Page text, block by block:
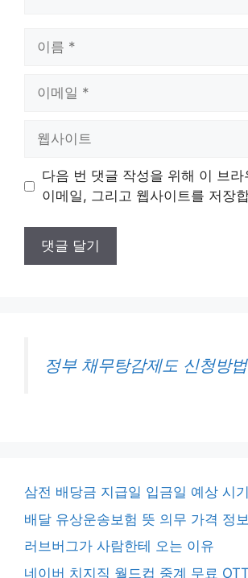
트
다음 번 댓글 작성을 위해 이 브라
이메일, 그리고 웹사이트를 저장
정부 채무탕감제도 신청방
삼전 배당금 지급일 입금일 예상 시기
배달 유상운송보험 뜻 의무 가격 정보
러브버그가 사람한테 오는 이유
네이버 치지직 월드컵 중계 무료